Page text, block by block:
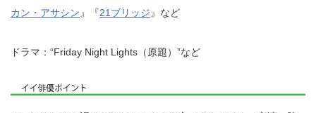
カン・アサシン』『21ブリッジ』など
ドラマ：“Friday Night Lights（原題）”など